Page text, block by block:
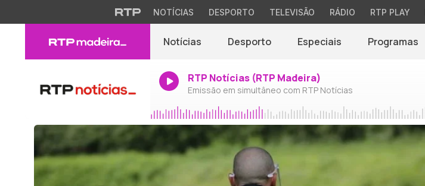
NOTÍCIAS DESPORTO TELEVISÃO RÁDIO RTP PLAY
Notícias Desporto Especiais Programas
RTP Notícias (RTP Madeira)
Emissão em simultâneo com RTP Notícias